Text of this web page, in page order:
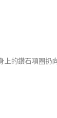
上的鑽石項圈